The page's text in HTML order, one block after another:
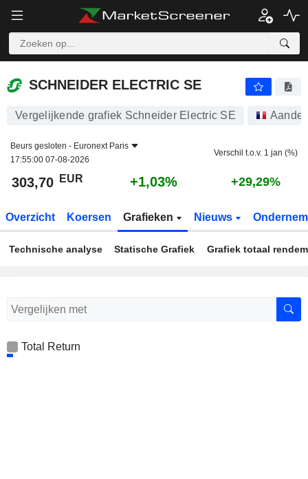
SCHNEIDER ELECTRIC SE
SCHNEIDER ELECTRIC SE
Vergelijkende grafiek Schneider Electric SE
Beurs gesloten - Euronext Paris
17:55:00 07-08-2026
Verschil t.o.v. 1 jan (%)
303,70 EUR +1,03% +29,29%
Overzicht Koersen Grafieken Nieuws
Technische analyse Statische Grafiek Grafiek totaal
Total Return